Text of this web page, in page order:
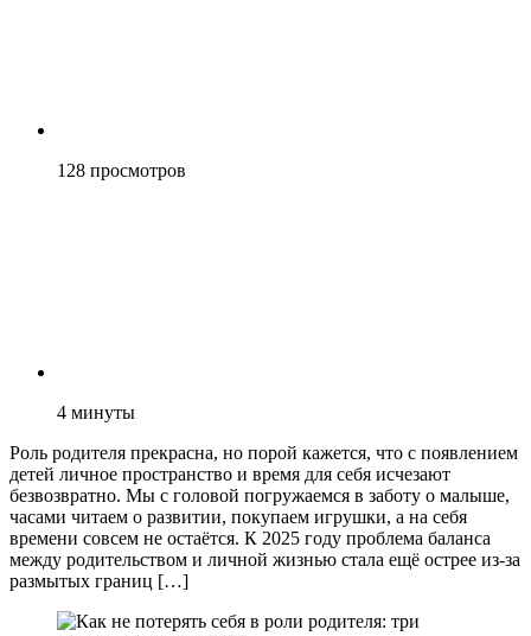
128 просмотров
4 минуты
Роль родителя прекрасна, но порой кажется, что с появлением
детей личное пространство и время для себя исчезают
безвозвратно. Мы с головой погружаемся в заботу о малыше,
часами читаем о развитии, покупаем игрушки, а на себя
времени совсем не остаётся. К 2025 году проблема баланса
между родительством и личной жизнью стала ещё острее из-за
размытых границ […]